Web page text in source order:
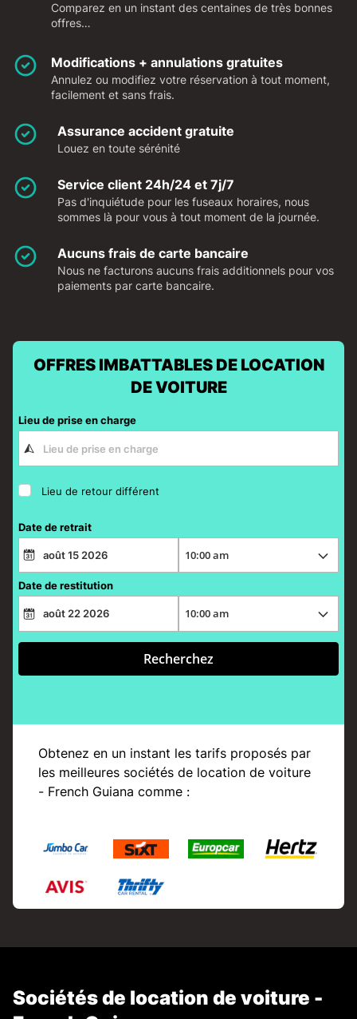
Comparez en un instant des centaines de très bonnes
offres…
Modifications + annulations gratuites
Annulez ou modifiez votre réservation à tout moment,
facilement et sans frais.
Assurance accident gratuite
Louez en toute sérénité
Service client 24h/24 et 7j/7
Pas d'inquiétude pour les fuseaux horaires, nous
sommes là pour vous à tout moment de la journée.
Aucuns frais de carte bancaire
Nous ne facturons aucuns frais additionnels pour vos
paiements par carte bancaire.
OFFRES IMBATTABLES DE LOCATION
DE VOITURE
Lieu de prise en charge
Lieu de retour différent
Date de retrait
Date de restitution
Recherchez
Obtenez en un instant les tarifs proposés par
les meilleures sociétés de location de voiture
- French Guiana comme :
Sociétés de location de voiture -